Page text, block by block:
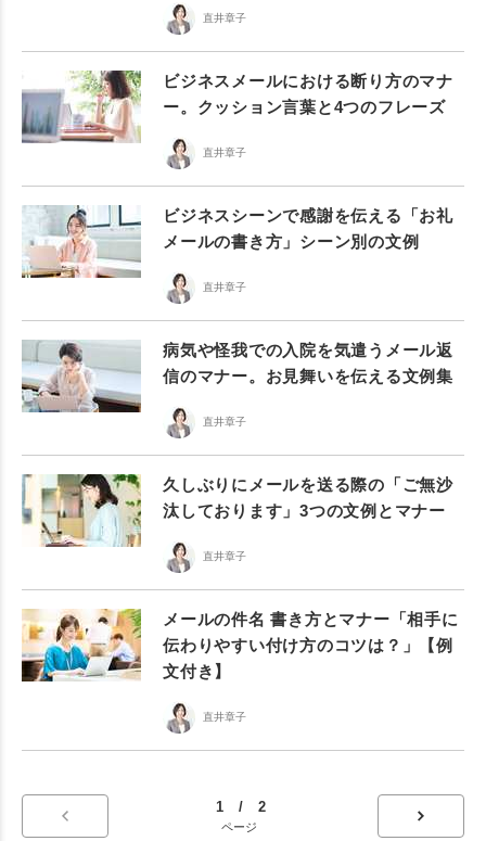
直井章子
ビジネスメールにおける断り方のマナ
ー。クッション言葉と4つのフレーズ
直井章子
ビジネスシーンで感謝を伝える「お礼
メールの書き方」シーン別の文例
直井章子
病気や怪我での入院を気遣うメール返
信のマナー。お見舞いを伝える文例集
直井章子
久しぶりにメールを送る際の「ご無沙
汰しております」3つの文例とマナー
直井章子
メールの件名 書き方とマナー「相手に
伝わりやすい付け方のコツは？」【例
文付き】
直井章子
1 / 2
ページ